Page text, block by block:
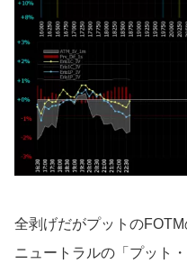
全剥げだがプットのFOTM
ニュートラルの「プット